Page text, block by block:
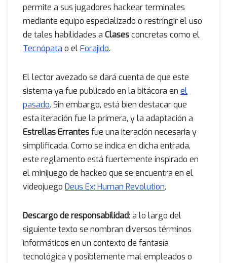
permite a sus jugadores hackear terminales
mediante equipo especializado o restringir el uso
de tales habilidades a Clasesconcretas como el
Tecnópata o elForajido.
El lector avezado se dará cuenta de que este
sistema ya fue publicado en la bitácora en el
pasado. Sin embargo, está bien destacar que
esta iteración fue la primera, y la adaptación a
Estrellas Errantesfue una iteración necesaria y
simplificada. Como se indica en dicha entrada,
este reglamento está fuertemente inspirado en
el minijuego de hackeo que se encuentra en el
videojuego Deus Ex: Human Revolution.
Descargo de responsabilidad: a lo largo del
siguiente texto se nombran diversos términos
informáticos en un contexto de fantasía
tecnológica y posiblemente mal empleados o